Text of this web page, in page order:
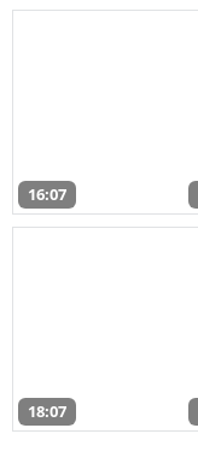
16:07
18:07